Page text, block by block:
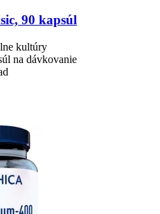
90 kapsúl
kultúry
na dávkovanie